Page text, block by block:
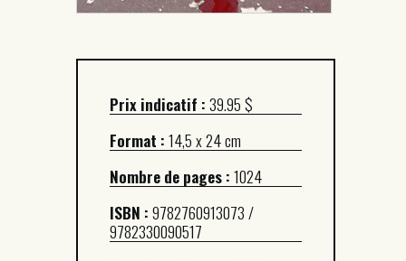
Prix indicatif :39.95 $
Format :14,5 x 24 cm
Nombre de pages :1024
ISBN :9782760913073 /
9782330090517